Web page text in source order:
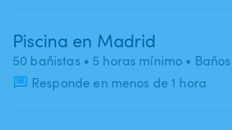
Piscina en Madrid
50 bañistas • 5 horas mínimo • Baños
Responde en menos de 1 hora